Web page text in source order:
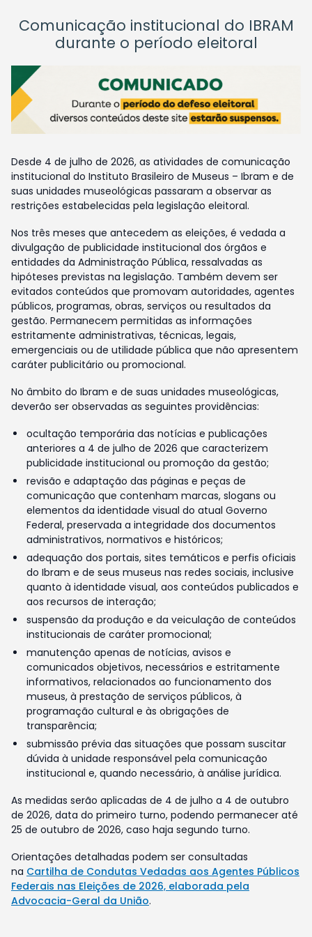
Comunicação institucional do IBRAM
durante o período eleitoral
Desde 4 de julho de 2026, as atividades de comunicação
institucional do Instituto Brasileiro de Museus – Ibram e de
suas unidades museológicas passaram a observar as
restrições estabelecidas pela legislação eleitoral.
Nos três meses que antecedem as eleições, é vedada a
divulgação de publicidade institucional dos órgãos e
entidades da Administração Pública, ressalvadas as
hipóteses previstas na legislação. Também devem ser
evitados conteúdos que promovam autoridades, agentes
públicos, programas, obras, serviços ou resultados da
gestão. Permanecem permitidas as informações
estritamente administrativas, técnicas, legais,
emergenciais ou de utilidade pública que não apresentem
caráter publicitário ou promocional.
No âmbito do Ibram e de suas unidades museológicas,
deverão ser observadas as seguintes providências:
ocultação temporária das notícias e publicações
anteriores a 4 de julho de 2026 que caracterizem
publicidade institucional ou promoção da gestão;
revisão e adaptação das páginas e peças de
comunicação que contenham marcas, slogans ou
elementos da identidade visual do atual Governo
Federal, preservada a integridade dos documentos
administrativos, normativos e históricos;
adequação dos portais, sites temáticos e perfis oficiais
do Ibram e de seus museus nas redes sociais, inclusive
quanto à identidade visual, aos conteúdos publicados e
aos recursos de interação;
suspensão da produção e da veiculação de conteúdos
institucionais de caráter promocional;
manutenção apenas de notícias, avisos e
comunicados objetivos, necessários e estritamente
informativos, relacionados ao funcionamento dos
museus, à prestação de serviços públicos, à
programação cultural e às obrigações de
transparência;
submissão prévia das situações que possam suscitar
dúvida à unidade responsável pela comunicação
institucional e, quando necessário, à análise jurídica.
As medidas serão aplicadas de 4 de julho a 4 de outubro
de 2026, data do primeiro turno, podendo permanecer até
25 de outubro de 2026, caso haja segundo turno.
Orientações detalhadas podem ser consultadas
na Cartilha de Condutas Vedadas aos Agentes Públicos
Federais nas Eleições de 2026, elaborada pela
Advocacia-Geral da União.